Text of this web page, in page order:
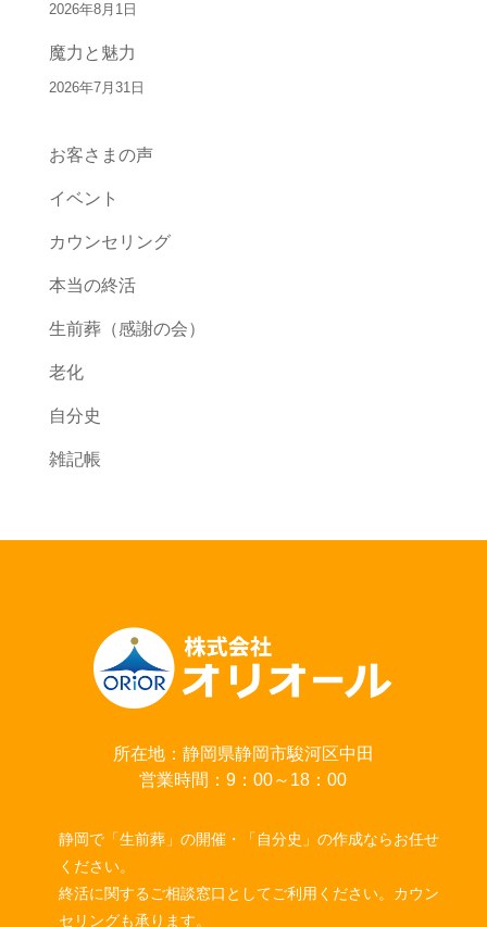
2026年8月1日
魔力と魅力
2026年7月31日
お客さまの声
イベント
カウンセリング
本当の終活
生前葬（感謝の会）
老化
自分史
雑記帳
所在地：静岡県静岡市駿河区中田
営業時間：9：00～18：00
静岡で「生前葬」の開催・「自分史」の作成ならお任せ
ください。
終活に関するご相談窓口としてご利用ください。カウン
セリングも承ります。